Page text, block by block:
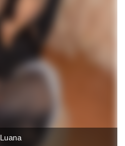
Luana